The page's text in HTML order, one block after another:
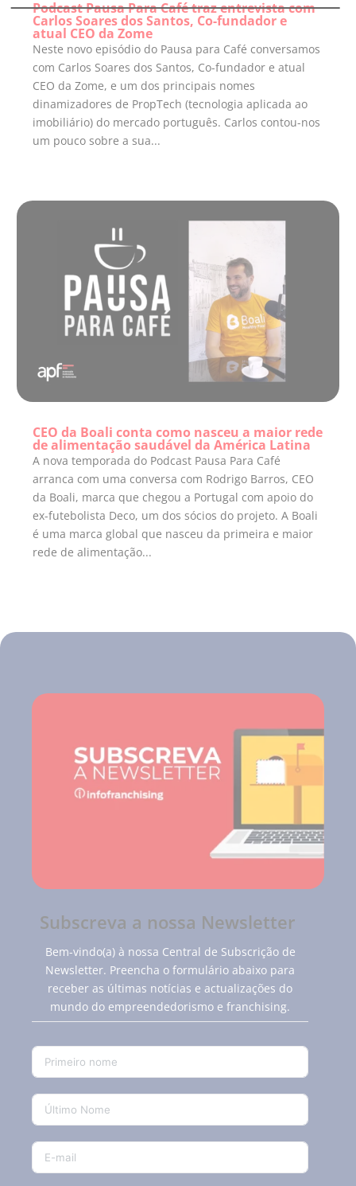
Podcast Pausa Para Café traz entrevista com
Carlos Soares dos Santos, Co-fundador e
atual CEO da Zome
Neste novo episódio do Pausa para Café conversamos
com Carlos Soares dos Santos, Co-fundador e atual
CEO da Zome, e um dos principais nomes
dinamizadores de PropTech (tecnologia aplicada ao
imobiliário) do mercado português. Carlos contou-nos
um pouco sobre a sua...
CEO da Boali conta como nasceu a maior rede
de alimentação saudável da América Latina
A nova temporada do Podcast Pausa Para Café
arranca com uma conversa com Rodrigo Barros, CEO
da Boali, marca que chegou a Portugal com apoio do
ex-futebolista Deco, um dos sócios do projeto. A Boali
é uma marca global que nasceu da primeira e maior
rede de alimentação...
Subscreva a nossa Newsletter
Bem-vindo(a) à nossa Central de Subscrição de
Newsletter. Preencha o formulário abaixo para
receber as últimas notícias e actualizações do
mundo do empreendedorismo e franchising.